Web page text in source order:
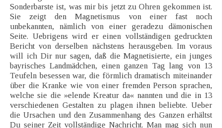
Sonderbarste ist, was mir bis jetzt zu Ohren gekommen ist.
Sie zeigt den Magnetismus von einer fast noch
unbekannten, nämlich von einer geradezu dämonischen
Seite. Uebrigens wird er einen vollständigen gedruckten
Bericht von derselben nächstens herausgeben. Im voraus
will ich Dir nur sagen, daß die Magnetisierte, ein junges
bayrisches Landmädchen, einen ganzen Tag lang von 13
Teufeln besessen war, die förmlich dramatisch miteinander
über die Kranke wie von einer fremden Person sprachen,
welche sie die »elende Kreatur da« nannten und die in 13
verschiedenen Gestalten zu plagen ihnen beliebte. Ueber
die Ursachen und den Zusammenhang des Ganzen erhältst
Du seiner Zeit vollständige Nachricht. Man mag sich nun